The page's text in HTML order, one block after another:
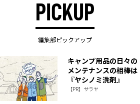
PICKUP
編集部ピックアップ
キャンプ用品の日々の
メンテナンスの相棒は
『ヤシノミ洗剤』
【PR】サラヤ